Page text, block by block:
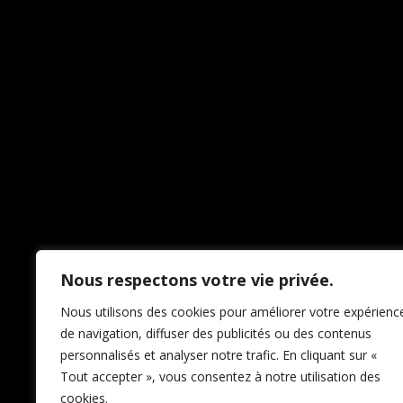
Nous respectons votre vie privée.
Nous utilisons des cookies pour améliorer votre
de navigation, diffuser des publicités ou des contenus
personnalisés et analyser notre trafic. En cliquant sur «
Tout accepter », vous consentez à notre utilisation des
cookies.